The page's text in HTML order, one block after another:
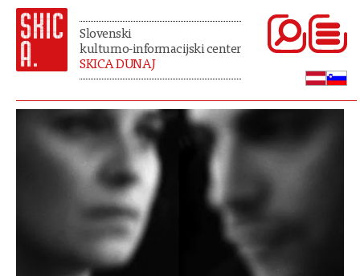
Slovenski
kulturno-informacijski center
SKICA DUNAJ